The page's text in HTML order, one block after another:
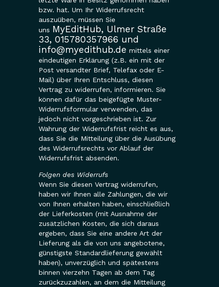
bzw. hat. Um Ihr Widerrufsrecht
auszuüben, müssen Sie
uns MyEditHub, Ulmer Straße
33, 015780357966 und
info@myedithub.de mittels einer
eindeutigen Erklärung (z.B. ein mit der
Post versandter Brief, Telefax oder E-
Mail) über Ihren Entschluss, diesen
Vertrag zu widerrufen, informieren. Sie
können dafür das beigefügte Muster-
Widerrufsformular verwenden, das
jedoch nicht vorgeschrieben ist. Zur
Wahrung der Widerrufsfrist reicht es aus,
dass Sie die Mitteilung über die Ausübung
des Widerrufsrechts vor Ablauf der
Widerrufsfrist absenden.
Folgen des Widerrufs
Wenn Sie diesen Vertrag widerrufen,
haben wir Ihnen alle Zahlungen, die wir
von Ihnen erhalten haben, einschließlich
der Lieferkosten (mit Ausnahme der
zusätzlichen Kosten, die sich daraus
ergeben, dass Sie eine andere Art der
Lieferung als die von uns angebotene,
günstigste Standardlieferung gewählt
haben), unverzüglich und spätestens
binnen vierzehn Tagen ab dem Tag
zurückzuzahlen, an dem die Mitteilung